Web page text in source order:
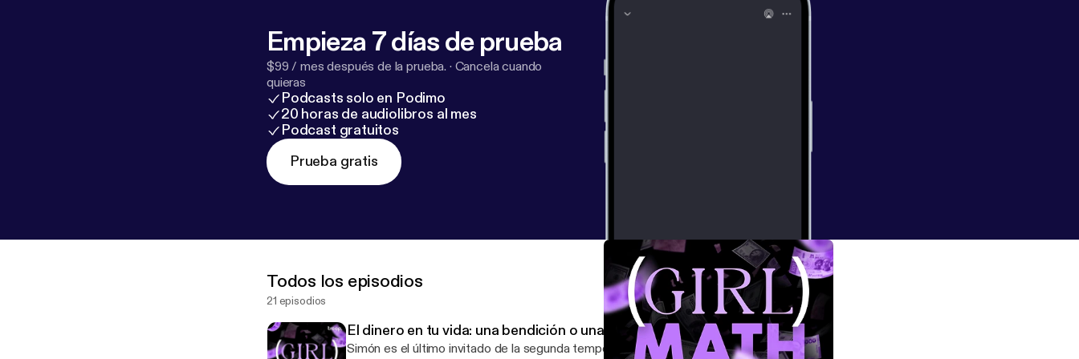
Empieza 7 días de prueba
$99 / mes después de la prueba. · Cancela cuando
quieras
Podcasts solo en Podimo
20 horas de audiolibros al mes
Podcast gratuitos
Prueba gratis
Todos los episodios
21 episodios
El dinero en tu vida: una bendición o una maldición.
Simón es el último invitado de la segunda temporada de Girl Math. Es shark en Shark